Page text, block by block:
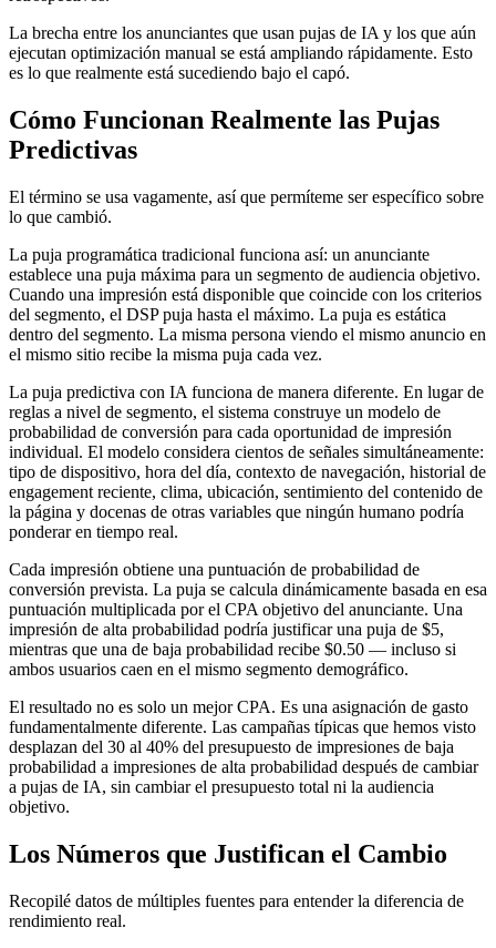
La brecha entre los anunciantes que usan pujas de IA y los que aún
ejecutan optimización manual se está ampliando rápidamente. Esto
es lo que realmente está sucediendo bajo el capó.
Cómo Funcionan Realmente las Pujas
Predictivas
El término se usa vagamente, así que permíteme ser específico sobre
lo que cambió.
La puja programática tradicional funciona así: un anunciante
establece una puja máxima para un segmento de audiencia objetivo.
Cuando una impresión está disponible que coincide con los criterios
del segmento, el DSP puja hasta el máximo. La puja es estática
dentro del segmento. La misma persona viendo el mismo anuncio en
el mismo sitio recibe la misma puja cada vez.
La puja predictiva con IA funciona de manera diferente. En lugar de
reglas a nivel de segmento, el sistema construye un modelo de
probabilidad de conversión para cada oportunidad de impresión
individual. El modelo considera cientos de señales simultáneamente:
tipo de dispositivo, hora del día, contexto de navegación, historial de
engagement reciente, clima, ubicación, sentimiento del contenido de
la página y docenas de otras variables que ningún humano podría
ponderar en tiempo real.
Cada impresión obtiene una puntuación de probabilidad de
conversión prevista. La puja se calcula dinámicamente basada en esa
puntuación multiplicada por el CPA objetivo del anunciante. Una
impresión de alta probabilidad podría justificar una puja de $5,
mientras que una de baja probabilidad recibe $0.50 — incluso si
ambos usuarios caen en el mismo segmento demográfico.
El resultado no es solo un mejor CPA. Es una asignación de gasto
fundamentalmente diferente. Las campañas típicas que hemos visto
desplazan del 30 al 40% del presupuesto de impresiones de baja
probabilidad a impresiones de alta probabilidad después de cambiar
a pujas de IA, sin cambiar el presupuesto total ni la audiencia
objetivo.
Los Números que Justifican el Cambio
Recopilé datos de múltiples fuentes para entender la diferencia de
rendimiento real.